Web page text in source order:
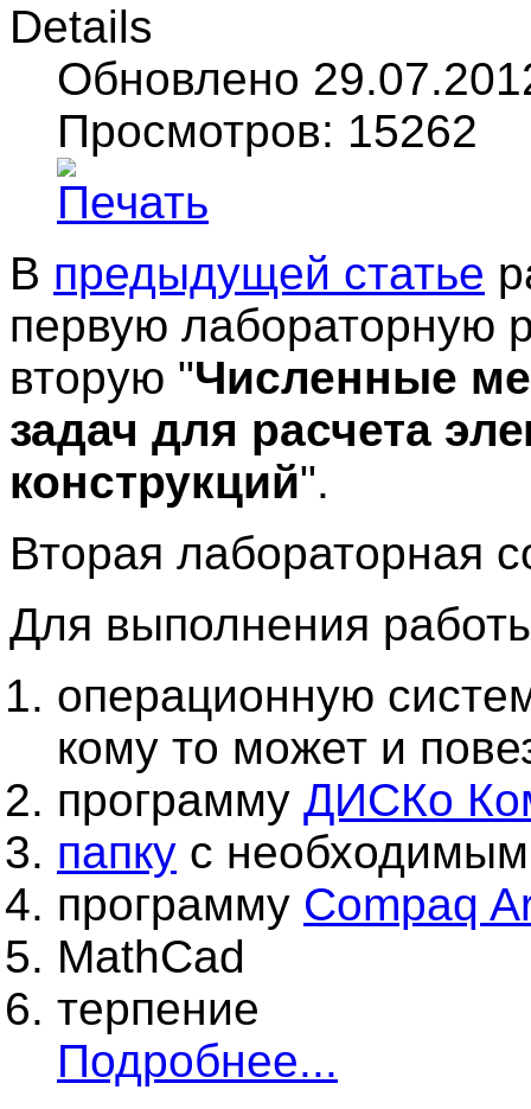
Details
Обновлено
Просмотров: 15262
В предыдущей статье
первую лабораторную
вторую "Численные
задач для расчета
конструкций".
Вторая лабораторная
Для выполнения
операционную
кому то может и
программу ДИСКо
папку с
программу Compaq
MathCad
терпение
Подробнее...